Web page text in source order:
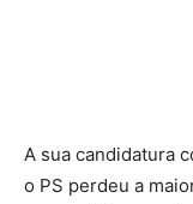
A sua candidatura
o PS perdeu a